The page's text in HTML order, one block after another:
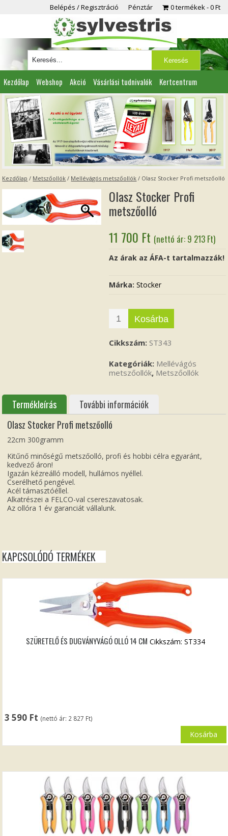
Belépés / Regisztráció Pénztár 0 termékek 0 Ft
Kezdőlap Webshop Akció Vásárlási tudnivalók Kertcentrum
Viszonteladóknak Partnereink Kapcsolat
Kezdőlap / Metszőollók / Mellévágós metszőollók / Olasz Stocker Profi metszőolló
Olasz Stocker Profi
metszőolló
11 700 Ft (nettó ár: 9 213 Ft)
Az árak az ÁFA-t tartalmazzák!
Márka:Stocker
Kosárba
Cikkszám: ST343
Kategóriák: Mellévágós
metszőollók, Metszőollók
Termékleírás
További információk
Olasz Stocker Profi metszőolló
22cm 300gramm
Kitűnő minőségű metszőolló, profi és hobbi célra egyaránt,
kedvező áron!
Igazán kézreálló modell, hullámos nyéllel.
Cserélhető pengével.
Acél támasztóéllel.
Alkatrészei a FELCO-val csereszavatosak.
Az ollóra 1 év garanciát vállalunk.
KAPCSOLÓDÓ TERMÉKEK
SZÜRETELŐ ÉS DUGVÁNYVÁGÓ OLLÓ 14 CM
3 590 Ft (nettó ár: 2 827 Ft)
Cikkszám: ST334
Kosárba